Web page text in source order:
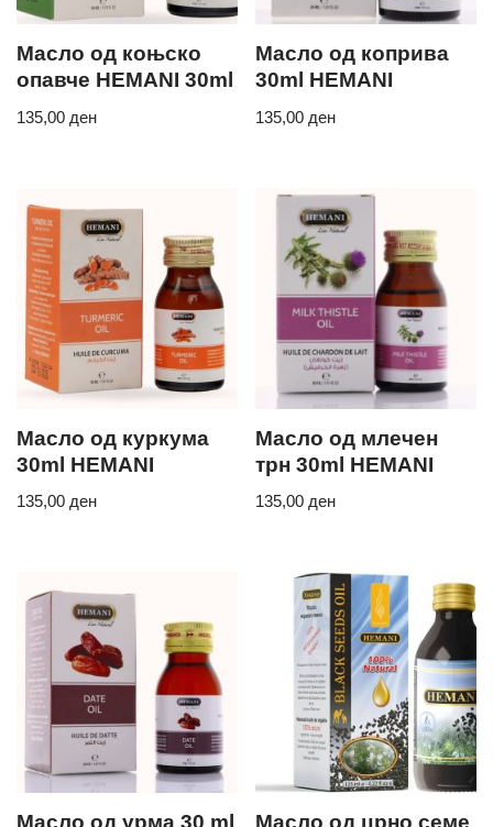
Масло од коњско
опавче HEMANI 30ml
135,00 ден
Масло од коприва
30ml HEMANI
135,00 ден
Масло од куркума
30ml HEMANI
135,00 ден
Масло од млечен
трн 30ml HEMANI
135,00 ден
Масло од урма 30 ml
Масло од црно семе